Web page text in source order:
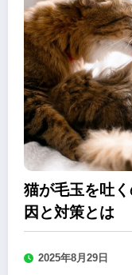
猫が毛玉を吐
因と対策とは
2025年8月29日